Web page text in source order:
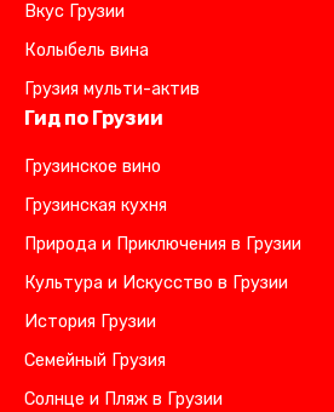
Вкус Грузии
Колыбель вина
Грузия мульти-актив
Гид по Грузии
Грузинское вино
Грузинская кухня
Природа и Приключения в Грузии
Культура и Искусство в Грузии
История Грузии
Семейный Грузия
Солнце и Пляж в Грузии